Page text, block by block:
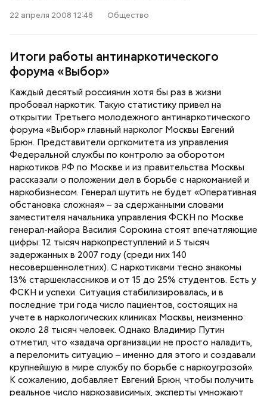
22 апреля 2008 12:48 Общество
Итоги работы антинаркотического
форума «Выбор»
Каждый десятый россиянин хотя бы раз в жизни
пробовал наркотик. Такую статистику привел на
открытии Третьего молодежного антинаркотического
форума «Выбор» главный нарколог Москвы Евгений
Брюн. Представители оргкомитета из управления
Федеральной службы по контролю за оборотом
наркотиков РФ по Москве и из правительства Москвы
рассказали о положении дел в борьбе с наркоманией и
наркобизнесом. Генерал шутить не будет «Оперативная
обстановка сложная» – за сдержанными словами
заместителя начальника управления ФСКН по Москве
генерал-майора Василия Сорокина стоят впечатляющие
цифры: 12 тысяч наркопреступлений и 5 тысяч
задержанных в 2007 году (среди них 140
несовершеннолетних). С наркотиками тесно знакомы
13% старшеклассников и от 15 до 25% студентов. Есть у
ФСКН и успехи. Ситуация стабилизировалась, и в
последние три года число пациентов, состоящих на
учете в наркологических клиниках Москвы, неизменно:
около 28 тысяч человек. Однако Владимир Путин
отметил, что «задача организации не просто наладить,
а переломить ситуацию – именно для этого и создавали
крупнейшую в мире службу по борьбе с наркоугрозой».
К сожалению, добавляет Евгений Брюн, чтобы получить
реальное число наркозависимых, эксперты умножают